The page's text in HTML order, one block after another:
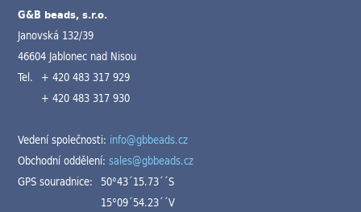
G&B beads, s.r.o.
Janovská 132/39
46604 Jablonec nad Nisou
Tel. + 420 483 317 929
+ 420 483 317 930
Vedení společnosti: info@gbbeads.cz
Obchodní oddělení:sales@gbbeads.cz
GPS souradnice: 50°43´15.73´´S
15°09´54.23´´V